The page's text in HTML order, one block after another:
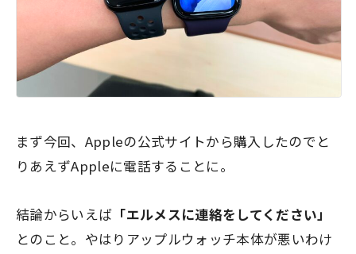
まず今回、Appleの公式サイトから購入したのでと
りあえずAppleに電話することに。
結論からいえば 「エルメスに連絡をしてください」
とのこと。やはりアップルウォッチ本体が悪いわけ